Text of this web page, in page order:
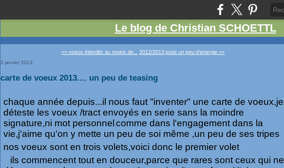
Le blog de Christian SCHOETTL
<< voeux interdits au moins de... 2012/2013,juste un peu d'energie >>
2 janvier 2013
carte de voeux 2013.... un peu de teasing
chaque année depuis...il nous faut "inventer" une carte de voeux,je
déteste les voeux /tract envoyés en serie sans la moindre
signature,ni mot personnel comme dans l'engagement dans la
vie,j'aime qu'on y mette un peu de soi même ,un peu de ses tripes
nos voeux sont en trois volets,voici donc le premier volet
ils commencent tout en douceur,parce que rares sont ceux qui ne